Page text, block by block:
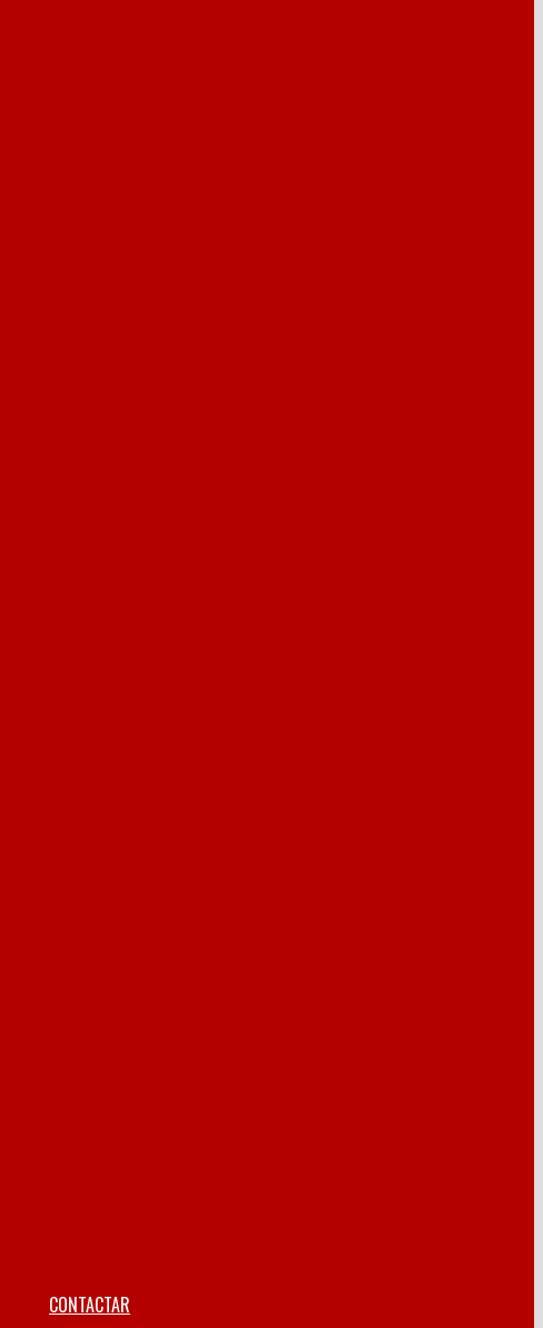
CONTACTAR